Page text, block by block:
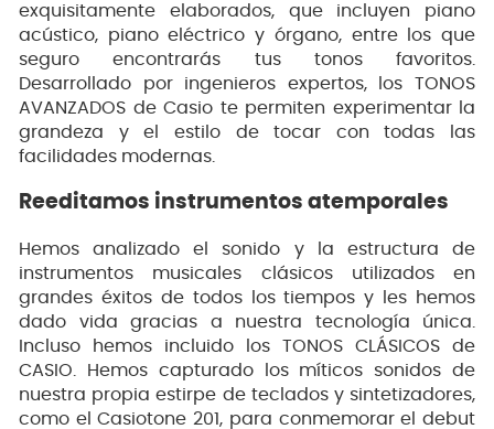
exquisitamente elaborados, que incluyen piano
acústico, piano eléctrico y órgano, entre los que
seguro encontrarás tus tonos favoritos.
Desarrollado por ingenieros expertos, los TONOS
AVANZADOS de Casio te permiten experimentar la
grandeza y el estilo de tocar con todas las
facilidades modernas.
Reeditamos instrumentos atemporales
Hemos analizado el sonido y la estructura de
instrumentos musicales clásicos utilizados en
grandes éxitos de todos los tiempos y les hemos
dado vida gracias a nuestra tecnología única.
Incluso hemos incluido los TONOS CLÁSICOS de
CASIO. Hemos capturado los míticos sonidos de
nuestra propia estirpe de teclados y sintetizadores,
como el Casiotone 201, para conmemorar el debut